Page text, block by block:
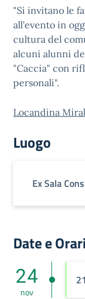
"Si invitano le
all'evento in
cultura del
alcuni alunni
"Caccia" con
personali".
Locandina
Luogo
Ex Sala
Date e Orari
24
nov